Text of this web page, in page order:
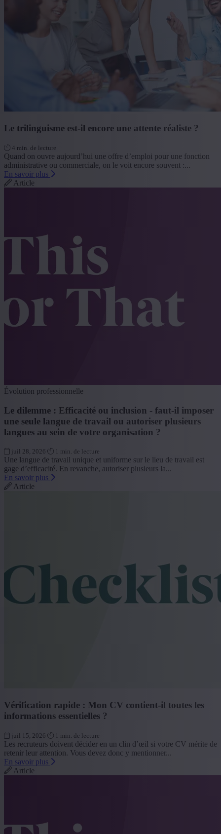
Le trilinguisme est-il encore une attente réaliste ?
4 min. de lecture
Quand on ouvre aujourd’hui une offre d’emploi pour une fonction
administrative ou commerciale, on le voit encore souvent :...
En savoir plus
Article
Évolution professionnelle
Le dilemme : Efficacité ou inclusion - faut-il imposer
une seule langue de travail ou autoriser plusieurs
langues au sein de votre organisation ?
juil 28, 2026 1 min. de lecture
Une langue de travail unique et uniforme sur le lieu de travail est
gage d’efficacité. En revanche, autoriser plusieurs la...
En savoir plus
Article
Vérification rapide : Mon CV contient-il toutes les
informations essentielles ?
juil 15, 2026 1 min. de lecture
Les recruteurs doivent décider en un clin d’œil si votre CV mérite de
retenir leur attention. Vous devez donc y mentionner...
En savoir plus
Article